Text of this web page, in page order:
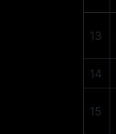
13
14
15